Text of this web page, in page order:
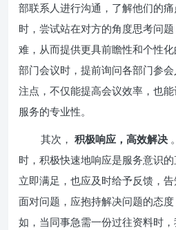
部联系人进行沟通，了解他们的
时，尝试站在对方的角度思考问
难，从而提供更具前瞻性和个性
部门会议时，提前询问各部门参
注点，不仅能提高会议效率，也
服务的专业性。
其次， 积极响应，高效解决
时，积极快速地响应是服务意识
立即满足，也应及时给予反馈，告
面对问题，应抱持解决问题的态
如，当同事急需一份过往资料时